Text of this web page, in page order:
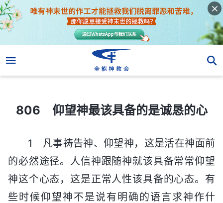
806 仰望神最该具备的是诚恳的心
806 仰望神最该具备的是诚恳的心
1 凡事祷告神、仰望神，这是活在神面前
的必然途径。人信神跟随神就该具备常常仰望
神这个心态，这是正常人性该具备的心态。有
些时候仰望神不是说有明确的语言求神作什